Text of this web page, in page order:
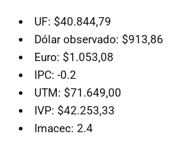
UF: $40.844,79
Dólar observado: $913,86
Euro: $1.053,08
IPC: -0.2
UTM: $71.649,00
IVP: $42.253,33
Imacec: 2.4